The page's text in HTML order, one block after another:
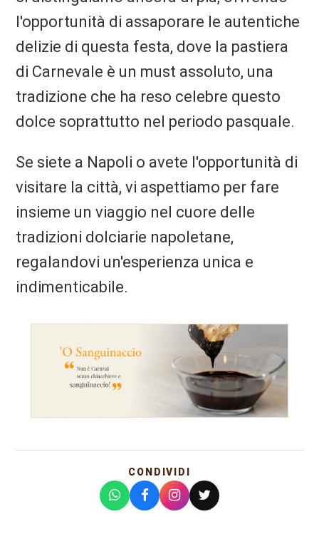
l'opportunità di assaporare le autentiche
delizie di questa festa, dove la pastiera
di Carnevale è un must assoluto, una
tradizione che ha reso celebre questo
dolce soprattutto nel periodo pasquale.
Se siete a Napoli o avete l'opportunità di
visitare la città, vi aspettiamo per fare
insieme un viaggio nel cuore delle
tradizioni dolciarie napoletane,
regalandovi un'esperienza unica e
indimenticabile.
CONDIVIDI